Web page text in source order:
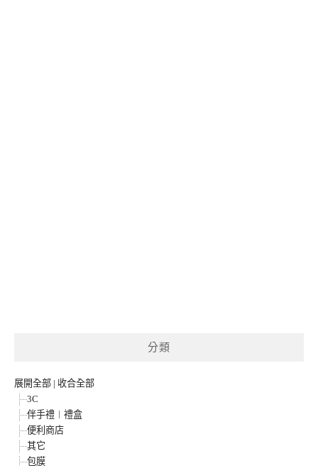
分類
展開全部 | 收合全部
3C
伴手禮︱禮盒
便利商店
其它
包膜